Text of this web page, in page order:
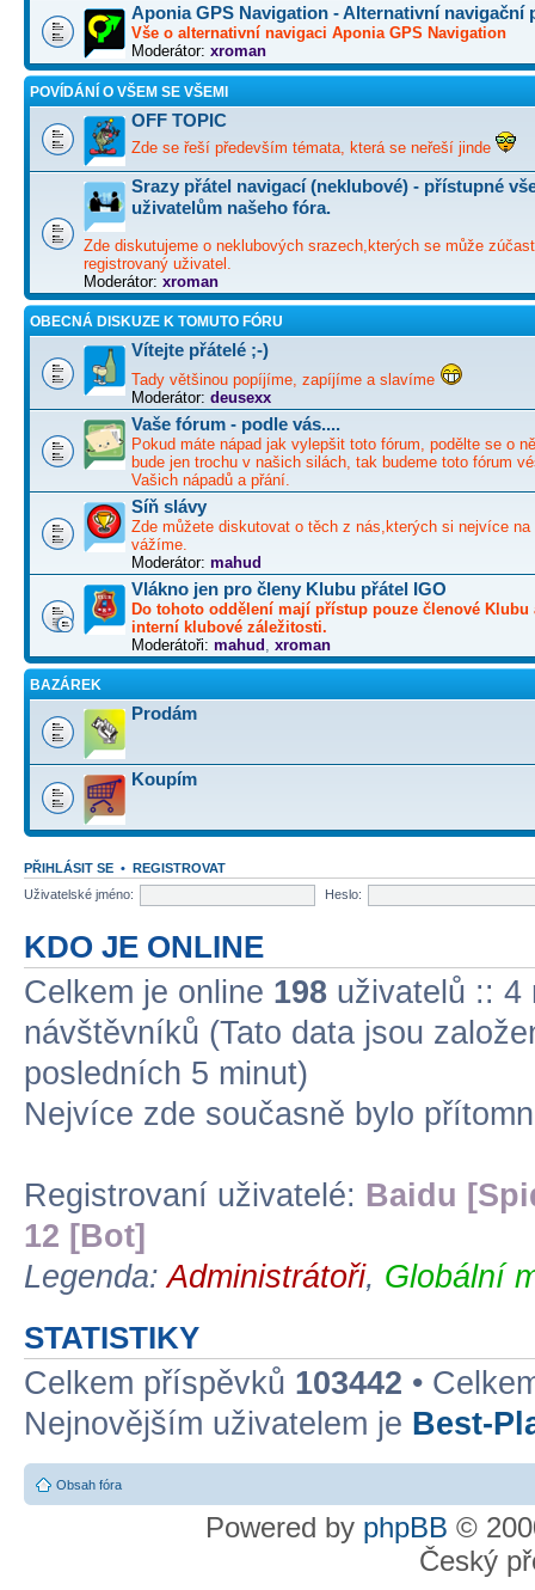
Aponia GPS Navigation - Alternativní navigační
Vše o alternativní navigaci Aponia GPS Navigation
Moderátor: xroman
POVÍDÁNÍ O VŠEM SE VŠEMI
OFF TOPIC
Zde se řeší především témata, která se neřeší jinde
Srazy přátel navigací (neklubové) - přístupné
uživatelům našeho fóra.
Zde diskutujeme o neklubových srazech,kterých se může
registrovaný uživatel.
Moderátor: xroman
OBECNÁ DISKUZE K TOMUTO FÓRU
Vítejte přátelé ;-)
Tady většinou popíjíme, zapíjíme a slavíme
Moderátor: deusexx
Vaše fórum - podle vás....
Pokud máte nápad jak vylepšit toto fórum, podělte se o
bude jen trochu v našich silách, tak budeme toto fórum
Vašich nápadů a přání.
Síň slávy
Zde můžete diskutovat o těch z nás,kterých si nejvíce na
vážíme.
Moderátor: mahud
Vlákno jen pro členy Klubu přátel IGO
Do tohoto oddělení mají přístup pouze členové Klubu
interní klubové záležitosti.
Moderátoři: mahud xroman
BAZÁREK
Prodám
Koupím
PŘIHLÁSIT SE • REGISTROVAT
Uživatelské jméno:
Heslo:
KDO JE ONLINE
Celkem je online 198 uživatelů :: 4
návštěvníků (Tato data jsou
posledních 5 minut)
Nejvíce zde současně bylo
Registrovaní uživatelé: Baidu
12 [Bot]
Legenda:Administrátoři, Globální
STATISTIKY
Celkem příspěvků 103442 •
Nejnovějším uživatelem je Best-
Obsah fóra
Powered by phpBB ©
Český